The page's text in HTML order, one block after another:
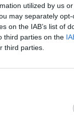
utilized by us
may separately
on the IAB’s list of
third parties on the
third parties.
στο
ανάπτυξη